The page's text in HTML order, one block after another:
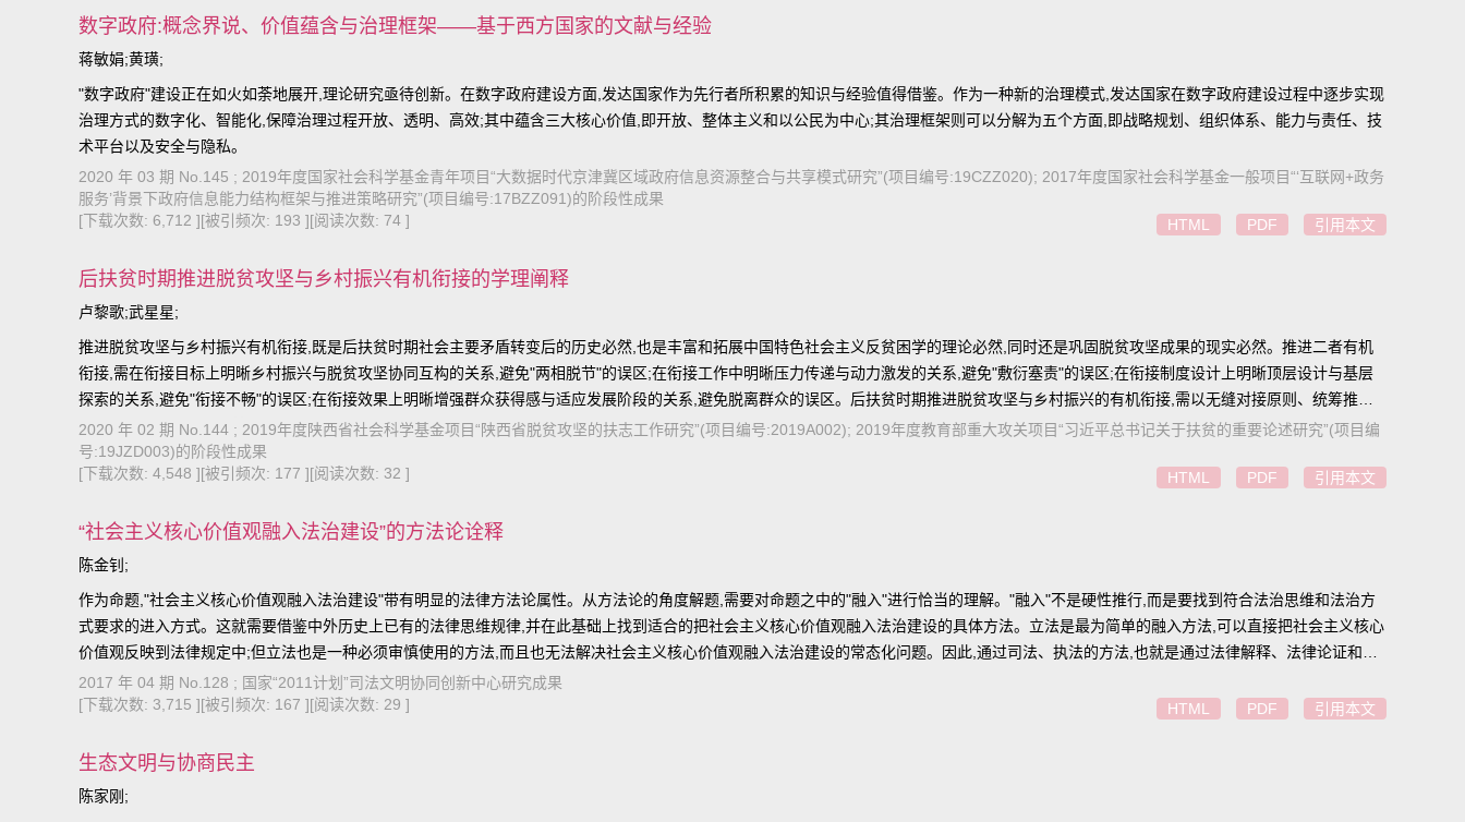
数字政府:概念界说、价值蕴含与治理框架——基于西方国家的文献与经验
蒋敏娟;黄璜;
"数字政府"建设正在如火如荼地展开,理论研究亟待创新。在数字政府建设方面,发达国家作为先行者所积累的知识与经验值得借鉴。作为一种新的治理模式,发达国家在数字政府建设过程中逐步实现
治理方式的数字化、智能化,保障治理过程开放、透明、高效;其中蕴含三大核心价值,即开放、整体主义和以公民为中心;其治理框架则可以分解为五个方面,即战略规划、组织体系、能力与责任、技
术平台以及安全与隐私。
2020 年 03 期 No.145 ; 2019年度国家社会科学基金青年项目“大数据时代京津冀区域政府信息资源整合与共享模式研究”(项目编号:19CZZ020); 2017年度国家社会科学基金一般项目“‘互联网+政务
服务’背景下政府信息能力结构框架与推进策略研究”(项目编号:17BZZ091)的阶段性成果
[下载次数: 6,712 ][被引频次: 193 ][阅读次数: 74 ] HTML PDF 引用本文
后扶贫时期推进脱贫攻坚与乡村振兴有机衔接的学理阐释
卢黎歌;武星星;
推进脱贫攻坚与乡村振兴有机衔接,既是后扶贫时期社会主要矛盾转变后的历史必然,也是丰富和拓展中国特色社会主义反贫困学的理论必然,同时还是巩固脱贫攻坚成果的现实必然。推进二者有机
衔接,需在衔接目标上明晰乡村振兴与脱贫攻坚协同互构的关系,避免"两相脱节"的误区;在衔接工作中明晰压力传递与动力激发的关系,避免"敷衍塞责"的误区;在衔接制度设计上明晰顶层设计与基层
探索的关系,避免"衔接不畅"的误区;在衔接效果上明晰增强群众获得感与适应发展阶段的关系,避免脱离群众的误区。后扶贫时期推进脱贫攻坚与乡村振兴的有机衔接,需以无缝对接原则、统筹推进
原则和梯度升级原则为基本遵循。
2020 年 02 期 No.144 ; 2019年度陕西省社会科学基金项目“陕西省脱贫攻坚的扶志工作研究”(项目编号:2019A002); 2019年度教育部重大攻关项目“习近平总书记关于扶贫的重要论述研究”(项目编
号:19JZD003)的阶段性成果
[下载次数: 4,548 ][被引频次: 177 ][阅读次数: 32 ] HTML PDF 引用本文
“社会主义核心价值观融入法治建设”的方法论诠释
陈金钊;
作为命题,"社会主义核心价值观融入法治建设"带有明显的法律方法论属性。从方法论的角度解题,需要对命题之中的"融入"进行恰当的理解。"融入"不是硬性推行,而是要找到符合法治思维和法治方
式要求的进入方式。这就需要借鉴中外历史上已有的法律思维规律,并在此基础上找到适合的把社会主义核心价值观融入法治建设的具体方法。立法是最为简单的融入方法,可以直接把社会主义核心
价值观反映到法律规定中;但立法也是一种必须审慎使用的方法,而且也无法解决社会主义核心价值观融入法治建设的常态化问题。因此,通过司法、执法的方法,也就是通过法律解释、法律论证和法
律修辞的方法将社会主义核心价值观融入法治建设才是最重要的。
2017 年 04 期 No.128 ; 国家“2011计划”司法文明协同创新中心研究成果
[下载次数: 3,715 ][被引频次: 167 ][阅读次数: 29 ] HTML PDF 引用本文
生态文明与协商民主
陈家刚;